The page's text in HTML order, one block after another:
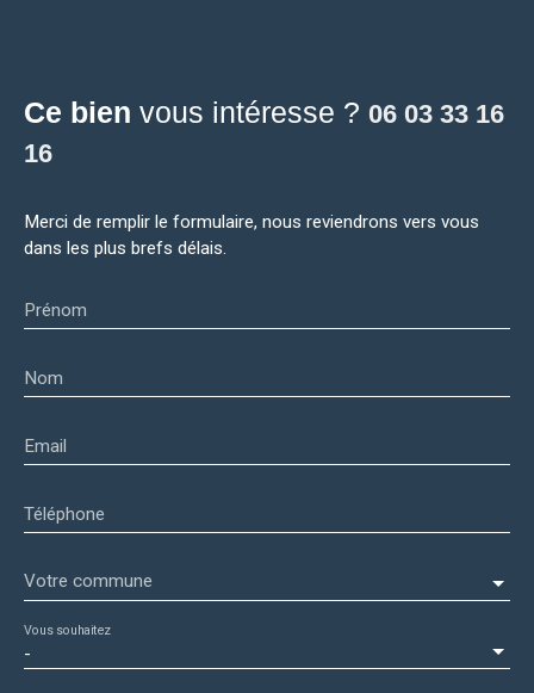
Ce bien vous intéresse ? 06 03 33 16
16
Merci de remplir le formulaire, nous reviendrons vers vous
dans les plus brefs délais.
Prénom
Nom
Email
Téléphone
Votre commune
-
Vous souhaitez